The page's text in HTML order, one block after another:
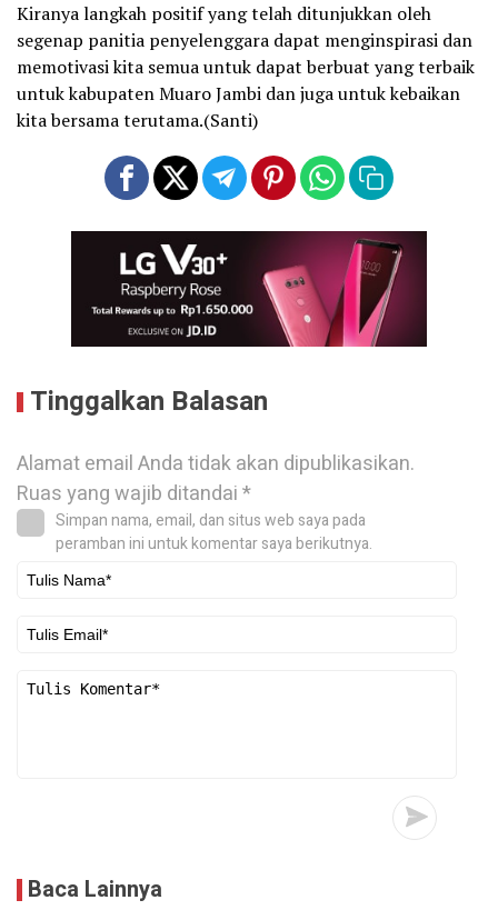
Kiranya langkah positif yang telah ditunjukkan oleh
segenap panitia penyelenggara dapat menginspirasi dan
memotivasi kita semua untuk dapat berbuat yang terbaik
untuk kabupaten Muaro Jambi dan juga untuk kebaikan
kita bersama terutama.(Santi)
Tinggalkan Balasan
Alamat email Anda tidak akan dipublikasikan.
Ruas yang wajib ditandai*
Simpan nama, email, dan situs web saya pada
peramban ini untuk komentar saya berikutnya.
Baca Lainnya